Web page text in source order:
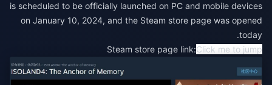
is scheduled to be officially launched on PC and mobile devices
on January 10, 2024, and the Steam store page was opened
today.
Steam store page link:Click me to jump